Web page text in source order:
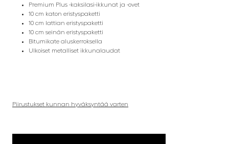
Premium Plus -kaksilasi-ikkunat ja -ovet
10 cm katon eristyspaketti
10 cm lattian eristyspaketti
10 cm seinän eristyspaketti
Bitumikate aluskerroksella
Ulkoiset metalliset ikkunalaudat
Piirustukset kunnan hyväksyntää varten